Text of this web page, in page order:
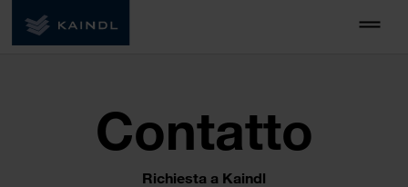
Contatto
Richiesta a Kaindl